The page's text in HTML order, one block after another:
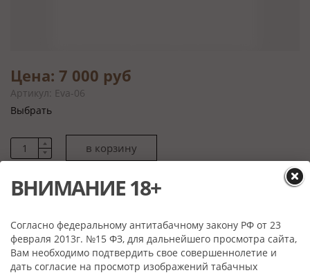
Цена: 7 000 руб
Артикул: Eva-06
Выбрать
Вес:
35 гр.
Примечание: Табачная камера карбонизирована.
Мундштук: акрил
ВНИМАНИЕ 18+
Согласно федеральному антитабачному закону РФ от 23
февраля 2013г. №15 ФЗ, для дальнейшего просмотра сайта,
Вам необходимо подтвердить свое совершеннолетие и
дать согласие на просмотр изображений табачных